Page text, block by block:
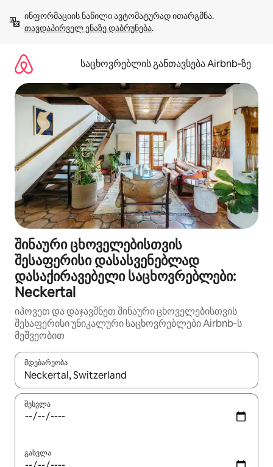
გადასვლა
თავდაპირველ ენაზე დაბრუნება.
საცხოვრებლის განთავსება Airbnb‑ზე
შინაური ცხოველებისთვის
შესაფერისი დასასვენებლად
დასაქირავებელი საცხოვრებლები:
Neckertal
იპოვეთ და დაჯავშნეთ შინაური ცხოველებისთვის
შესაფერისი უნიკალური საცხოვრებლები Airbnb‑ს
მეშვეობით
მდებარეობა
როცა შედეგები ხელმისაწვდომი გახდება, ნავიგაციისთვის
შესვლა
გასვლა